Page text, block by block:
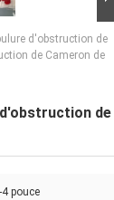
d'obstruction de
de Cameron de
4 pouce